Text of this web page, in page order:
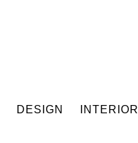
DESIGN INTERIOR